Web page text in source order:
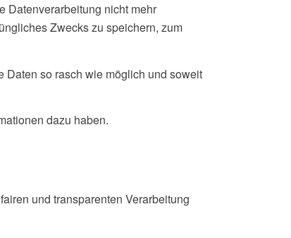
Datenverarbeitung nicht mehr
Zwecks zu speichern, zum
so rasch wie möglich und soweit
dazu haben.
und transparenten Verarbeitung